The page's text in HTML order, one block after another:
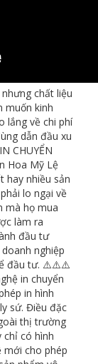
chất liệu
muốn kinh
lắng về chi phí
dẫn đầu xu
CHUYỂN
Hoa Mỹ Lệ
hay nhiều sản
lo ngại về
mà họ mua
làm ra
đầu tư
nghiệp
đầu tư. ⚠️⚠️⚠️
in chuyển
in hình
sứ. Điều đặc
thị trường
chỉ có hình
mới cho phép